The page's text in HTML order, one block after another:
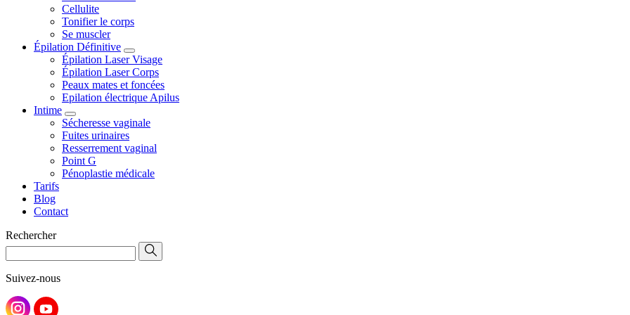
Cellulite
Tonifier le corps
Se muscler
Épilation Définitive
Épilation Laser Visage
Épilation Laser Corps
Peaux mates et foncées
Epilation électrique Apilus
Intime
Sécheresse vaginale
Fuites urinaires
Resserrement vaginal
Point G
Pénoplastie médicale
Tarifs
Blog
Contact
Rechercher
Suivez-nous